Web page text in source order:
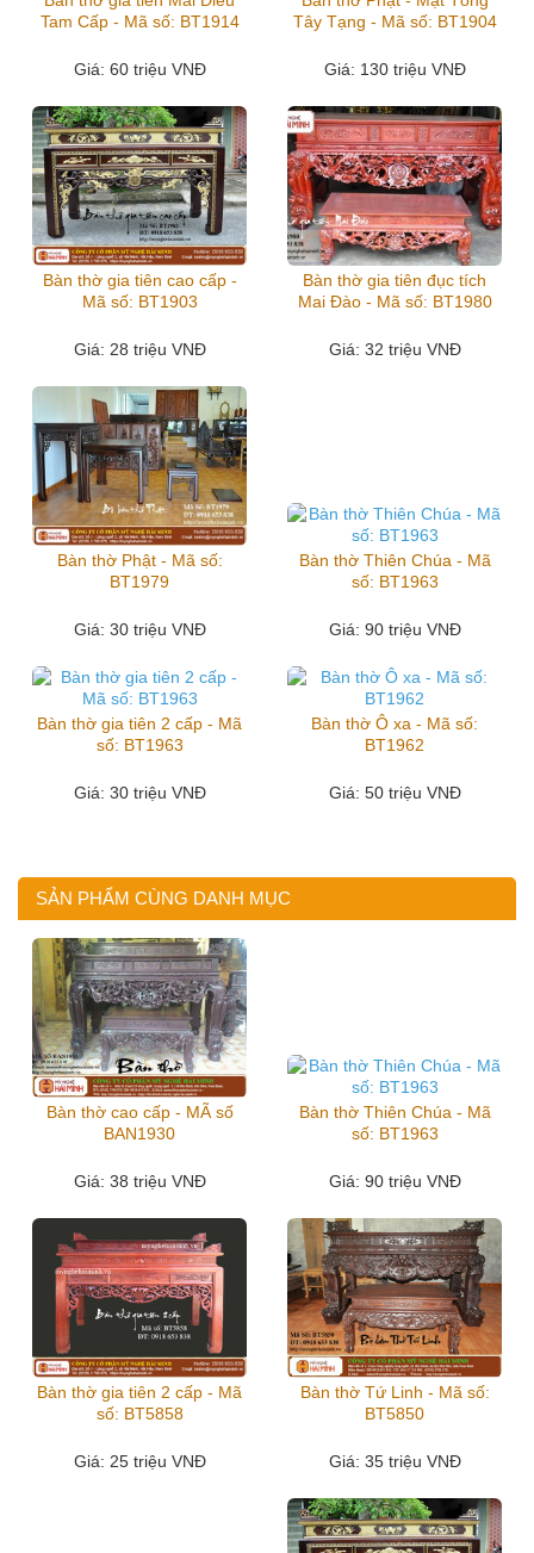
Tam Cấp - Mã số: BT1914
Giá: 60 triệu VNĐ
Tây Tạng - Mã số: BT1904
Giá: 130 triệu VNĐ
Bàn thờ gia tiên cao cấp -
Mã số: BT1903
Giá: 28 triệu VNĐ
Bàn thờ gia tiên đục tích
Mai Đào - Mã số: BT1980
Giá: 32 triệu VNĐ
Bàn thờ Phật - Mã số:
BT1979
Giá: 30 triệu VNĐ
Bàn thờ Thiên Chúa - Mã
số: BT1963
Giá: 90 triệu VNĐ
Bàn thờ gia tiên 2 cấp - Mã
số: BT1963
Giá: 30 triệu VNĐ
Bàn thờ Ô xa - Mã số:
BT1962
Giá: 50 triệu VNĐ
SẢN PHẨM CÙNG DANH MỤC
Bàn thờ cao cấp - MÃ số
BAN1930
Giá: 38 triệu VNĐ
Bàn thờ Thiên Chúa - Mã
số: BT1963
Giá: 90 triệu VNĐ
Bàn thờ gia tiên 2 cấp - Mã
số: BT5858
Giá: 25 triệu VNĐ
Bàn thờ Tứ Linh - Mã số:
BT5850
Giá: 35 triệu VNĐ